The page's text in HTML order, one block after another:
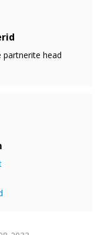
partnerite head